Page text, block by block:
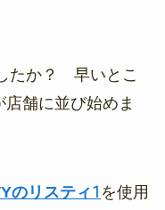
たか？ 早いとこ
舗に並び始めま
のリスティ1 を使用